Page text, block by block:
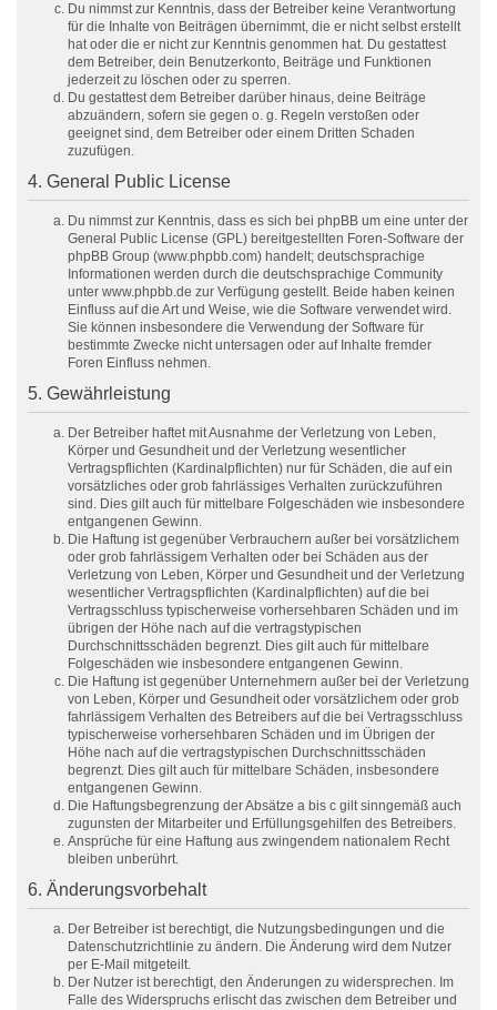
Du nimmst zur Kenntnis, dass der Betreiber keine Verantwortung
für die Inhalte von Beiträgen übernimmt, die er nicht selbst erstellt
hat oder die er nicht zur Kenntnis genommen hat. Du gestattest
dem Betreiber, dein Benutzerkonto, Beiträge und Funktionen
jederzeit zu löschen oder zu sperren.
Du gestattest dem Betreiber darüber hinaus, deine Beiträge
abzuändern, sofern sie gegen o. g. Regeln verstoßen oder
geeignet sind, dem Betreiber oder einem Dritten Schaden
zuzufügen.
4. General Public License
Du nimmst zur Kenntnis, dass es sich bei phpBB um eine unter der
General Public License (GPL) bereitgestellten Foren-Software der
phpBB Group (www.phpbb.com) handelt; deutschsprachige
Informationen werden durch die deutschsprachige Community
unter www.phpbb.de zur Verfügung gestellt. Beide haben keinen
Einfluss auf die Art und Weise, wie die Software verwendet wird.
Sie können insbesondere die Verwendung der Software für
bestimmte Zwecke nicht untersagen oder auf Inhalte fremder
Foren Einfluss nehmen.
5. Gewährleistung
Der Betreiber haftet mit Ausnahme der Verletzung von Leben,
Körper und Gesundheit und der Verletzung wesentlicher
Vertragspflichten (Kardinalpflichten) nur für Schäden, die auf ein
vorsätzliches oder grob fahrlässiges Verhalten zurückzuführen
sind. Dies gilt auch für mittelbare Folgeschäden wie insbesondere
entgangenen Gewinn.
Die Haftung ist gegenüber Verbrauchern außer bei vorsätzlichem
oder grob fahrlässigem Verhalten oder bei Schäden aus der
Verletzung von Leben, Körper und Gesundheit und der Verletzung
wesentlicher Vertragspflichten (Kardinalpflichten) auf die bei
Vertragsschluss typischerweise vorhersehbaren Schäden und im
übrigen der Höhe nach auf die vertragstypischen
Durchschnittsschäden begrenzt. Dies gilt auch für mittelbare
Folgeschäden wie insbesondere entgangenen Gewinn.
Die Haftung ist gegenüber Unternehmern außer bei der Verletzung
von Leben, Körper und Gesundheit oder vorsätzlichem oder grob
fahrlässigem Verhalten des Betreibers auf die bei Vertragsschluss
typischerweise vorhersehbaren Schäden und im Übrigen der
Höhe nach auf die vertragstypischen Durchschnittsschäden
begrenzt. Dies gilt auch für mittelbare Schäden, insbesondere
entgangenen Gewinn.
Die Haftungsbegrenzung der Absätze a bis c gilt sinngemäß auch
zugunsten der Mitarbeiter und Erfüllungsgehilfen des Betreibers.
Ansprüche für eine Haftung aus zwingendem nationalem Recht
bleiben unberührt.
6. Änderungsvorbehalt
Der Betreiber ist berechtigt, die Nutzungsbedingungen und die
Datenschutzrichtlinie zu ändern. Die Änderung wird dem Nutzer
per E-Mail mitgeteilt.
Der Nutzer ist berechtigt, den Änderungen zu widersprechen. Im
Falle des Widerspruchs erlischt das zwischen dem Betreiber und